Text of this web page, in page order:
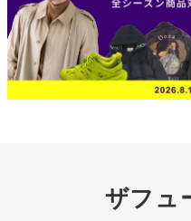
ザフュ